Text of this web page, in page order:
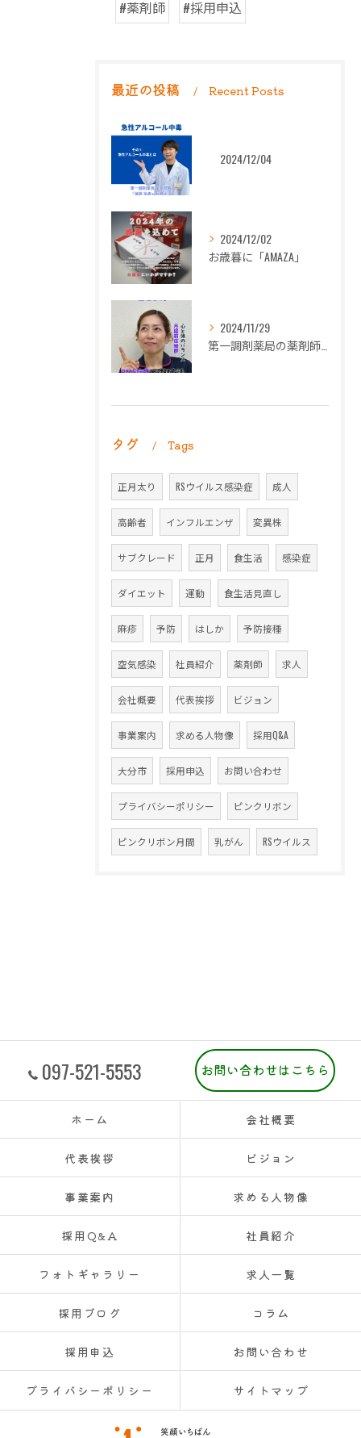
#薬剤師 #採用申込
最近の投稿 Recent Posts
2024/12/04
2024/12/02
お歳暮に「AMAZA」
2024/11/29
第一調剤薬局の薬剤師長岡朋子が「生理痛」について解説します。
タグ Tags
正月太り RSウイルス感染症 成人
高齢者 インフルエンザ 変異株
サブクレード 正月 食生活 感染症
ダイエット 運動 食生活見直し
麻疹 予防 はしか 予防接種
空気感染 社員紹介 薬剤師 求人
会社概要 代表挨拶 ビジョン
事業案内 求める人物像 採用Q&A
大分市 採用申込 お問い合わせ
プライバシーポリシー ピンクリボン
ピンクリボン月間 乳がん RSウイルス
097-521-5553 お問い合わせはこちら
ホーム 会社概要
代表挨拶 ビジョン
事業案内 求める人物像
採用Q&A 社員紹介
フォトギャラリー 求人一覧
採用ブログ コラム
採用申込 お問い合わせ
プライバシーポリシー サイトマップ